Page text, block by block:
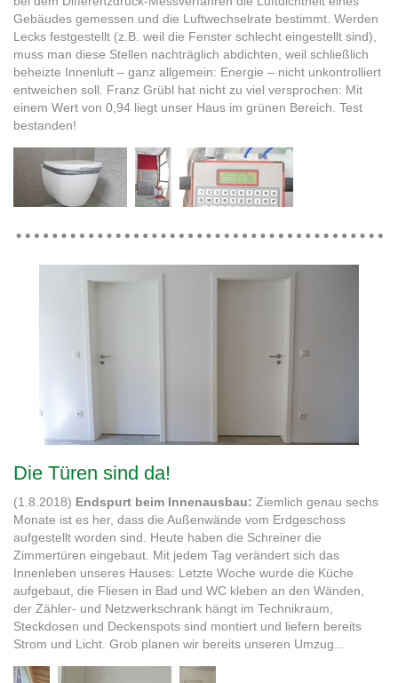
Gebäudes gemessen und die Luftwechselrate bestimmt. Werden
Lecks festgestellt (z.B. weil die Fenster schlecht eingestellt sind),
muss man diese Stellen nachträglich abdichten, weil schließlich
beheizte Innenluft – ganz allgemein: Energie – nicht unkontrolliert
entweichen soll. Franz Grübl hat nicht zu viel versprochen: Mit
einem Wert von 0,94 liegt unser Haus im grünen Bereich. Test
bestanden!
Die Türen sind da!
(1.8.2018) Endspurt beim Innenausbau: Ziemlich genau sechs
Monate ist es her, dass die Außenwände vom Erdgeschoss
aufgestellt worden sind. Heute haben die Schreiner die
Zimmertüren eingebaut. Mit jedem Tag verändert sich das
Innenleben unseres Hauses: Letzte Woche wurde die Küche
aufgebaut, die Fliesen in Bad und WC kleben an den Wänden,
der Zähler- und Netzwerkschrank hängt im Technikraum,
Steckdosen und Deckenspots sind montiert und liefern bereits
Strom und Licht. Grob planen wir bereits unseren Umzug...